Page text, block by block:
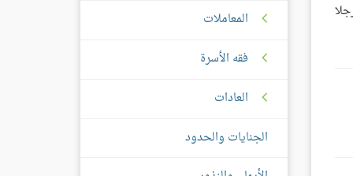
من حديث: أن رجلا
المعاملات
فقه الأسرة
العادات
الجنايات والحدود